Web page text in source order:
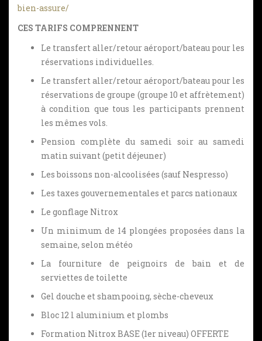
bien-assure/
CES TARIFS COMPRENNENT
Le transfert aller/retour aéroport/bateau pour les
réservations individuelles.
Le transfert aller/retour aéroport/bateau pour les
réservations de groupe (groupe 10 et affrètement)
à condition que tous les participants prennent
les mêmes vols.
Pension complète du samedi soir au samedi
matin suivant (petit déjeuner)
Les boissons non-alcoolisées (sauf Nespresso)
Les taxes gouvernementales et parcs nationaux
Le gonflage Nitrox
Un minimum de 14 plongées proposées dans la
semaine, selon météo
La fourniture de peignoirs de bain et de
serviettes de toilette
Gel douche et shampooing, sèche-cheveux
Bloc 12 l aluminium et plombs
Formation Nitrox BASE (1er niveau) OFFERTE